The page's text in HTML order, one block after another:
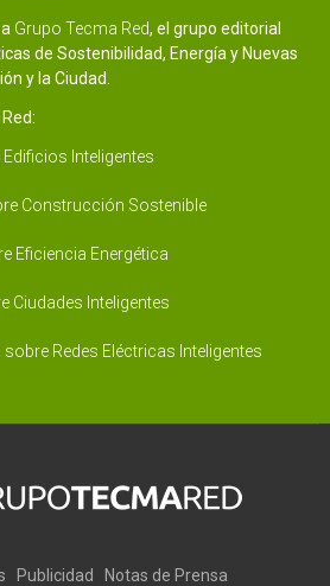
Grupo Tecma Red, el grupo editorial
de Sostenibilidad, Energía y Nuevas
y la Ciudad.
Inteligentes
Construcción Sostenible
Eficiencia Energética
Ciudades Inteligentes
sobre Redes Eléctricas Inteligentes
Publicidad Notas de Prensa